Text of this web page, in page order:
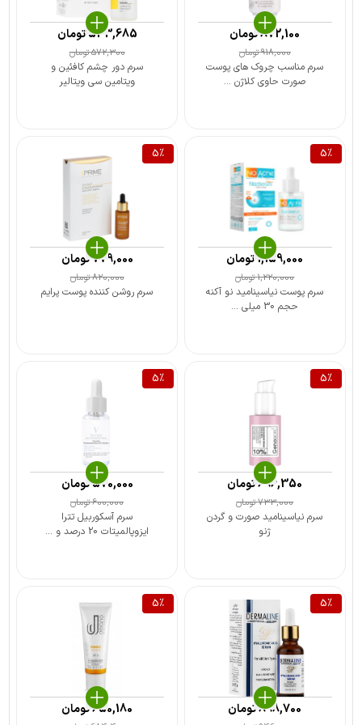
سرم مناسب چروک های پوست
صورت حاوی کلاژن ...
918,000تومان
872,100تومان
سرم دور چشم کافئین و
ویتامین سی ویتالیر
572,300تومان
543,685تومان
5%
سرم پوست نیاسینامید نو آکنه
حجم 30 میلی ...
1,220,000تومان
1,159,000تومان
5%
سرم روشن کننده پوست پرایم
820,000تومان
779,000تومان
5%
سرم نیاسینامید صورت و گردن
ژنو
733,000تومان
696,350تومان
5%
سرم آسکوربیل تترا
ایزوپالمیتات 20 درصد و ...
600,000تومان
570,000تومان
5%
898,700تومان
5%
650,180تومان